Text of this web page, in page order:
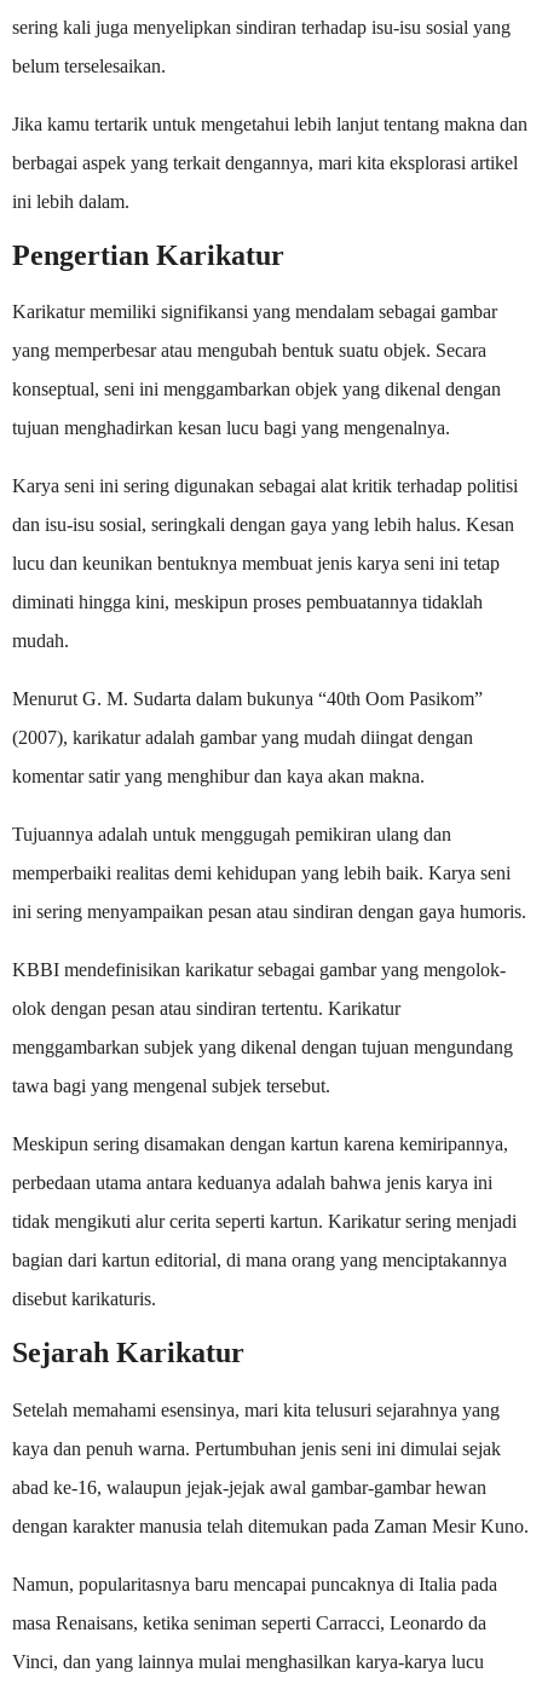
sering kali juga menyelipkan sindiran terhadap isu-isu sosial yang
belum terselesaikan.
Jika kamu tertarik untuk mengetahui lebih lanjut tentang makna dan
berbagai aspek yang terkait dengannya, mari kita eksplorasi artikel
ini lebih dalam.
Pengertian Karikatur
Karikatur memiliki signifikansi yang mendalam sebagai gambar
yang memperbesar atau mengubah bentuk suatu objek. Secara
konseptual, seni ini menggambarkan objek yang dikenal dengan
tujuan menghadirkan kesan lucu bagi yang mengenalnya.
Karya seni ini sering digunakan sebagai alat kritik terhadap politisi
dan isu-isu sosial, seringkali dengan gaya yang lebih halus. Kesan
lucu dan keunikan bentuknya membuat jenis karya seni ini tetap
diminati hingga kini, meskipun proses pembuatannya tidaklah
mudah.
Menurut G. M. Sudarta dalam bukunya “40th Oom Pasikom”
(2007), karikatur adalah gambar yang mudah diingat dengan
komentar satir yang menghibur dan kaya akan makna.
Tujuannya adalah untuk menggugah pemikiran ulang dan
memperbaiki realitas demi kehidupan yang lebih baik. Karya seni
ini sering menyampaikan pesan atau sindiran dengan gaya humoris.
KBBI mendefinisikan karikatur sebagai gambar yang mengolok-
olok dengan pesan atau sindiran tertentu. Karikatur
menggambarkan subjek yang dikenal dengan tujuan mengundang
tawa bagi yang mengenal subjek tersebut.
Meskipun sering disamakan dengan kartun karena kemiripannya,
perbedaan utama antara keduanya adalah bahwa jenis karya ini
tidak mengikuti alur cerita seperti kartun. Karikatur sering menjadi
bagian dari kartun editorial, di mana orang yang menciptakannya
disebut karikaturis.
Sejarah Karikatur
Setelah memahami esensinya, mari kita telusuri sejarahnya yang
kaya dan penuh warna. Pertumbuhan jenis seni ini dimulai sejak
abad ke-16, walaupun jejak-jejak awal gambar-gambar hewan
dengan karakter manusia telah ditemukan pada Zaman Mesir Kuno.
Namun, popularitasnya baru mencapai puncaknya di Italia pada
masa Renaisans, ketika seniman seperti Carracci, Leonardo da
Vinci, dan yang lainnya mulai menghasilkan karya-karya lucu